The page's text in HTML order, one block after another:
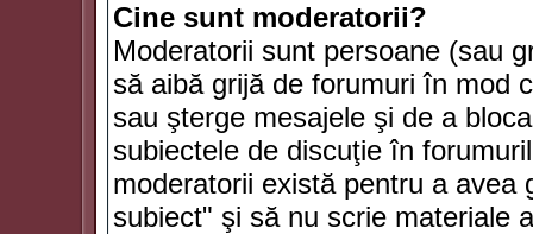
Cine sunt moderatorii?
Moderatorii sunt persoane (sau
să aibă grijă de forumuri în mod
sau şterge mesajele şi de a
subiectele de discuţie în
moderatorii există pentru a avea
subiect" şi să nu scrie materiale